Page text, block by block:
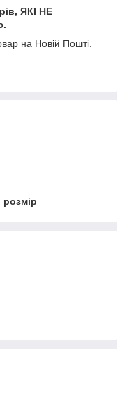
ЯКІ НЕ
на Новій Пошті.
розмір